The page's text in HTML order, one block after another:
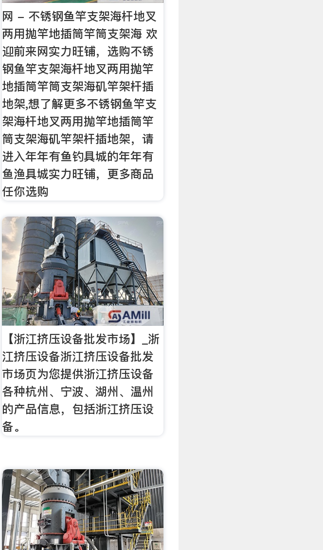
网 - 不锈钢鱼竿支架海杆地叉
两用抛竿地插筒竿筒支架海 欢
迎前来网实力旺铺，选购不锈
钢鱼竿支架海杆地叉两用抛竿
地插筒竿筒支架海矶竿架杆插
地架,想了解更多不锈钢鱼竿支
架海杆地叉两用抛竿地插筒竿
筒支架海矶竿架杆插地架，请
进入年年有鱼钓具城的年年有
鱼渔具城实力旺铺，更多商品
任你选购
【浙江挤压设备批发市场】_浙
江挤压设备浙江挤压设备批发
市场页为您提供浙江挤压设备
各种杭州、宁波、湖州、温州
的产品信息，包括浙江挤压设
备。